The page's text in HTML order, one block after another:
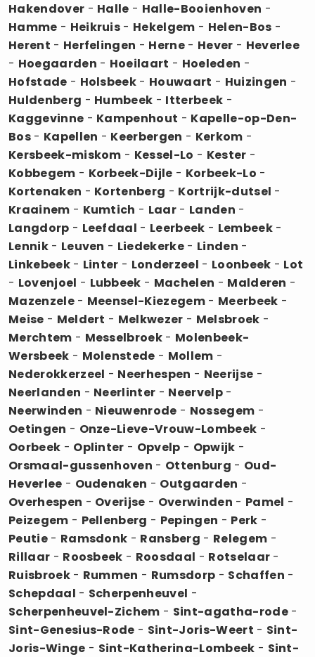
Hakendover - Halle - Halle-Booienhoven -
Hamme - Heikruis - Hekelgem - Helen-Bos -
Herent - Herfelingen - Herne - Hever - Heverlee
- Hoegaarden - Hoeilaart - Hoeleden -
Hofstade - Holsbeek - Houwaart - Huizingen -
Huldenberg - Humbeek - Itterbeek -
Kaggevinne - Kampenhout - Kapelle-op-Den-
Bos- Kapellen - Keerbergen - Kerkom -
Kersbeek-miskom - Kessel-Lo - Kester -
Kobbegem - Korbeek-Dijle - Korbeek-Lo -
Kortenaken - Kortenberg - Kortrijk-dutsel -
Kraainem - Kumtich - Laar - Landen -
Langdorp - Leefdaal - Leerbeek - Lembeek-
Lennik- Leuven - Liedekerke- Linden -
Linkebeek- Linter - Londerzeel - Loonbeek - Lot
- Lovenjoel - Lubbeek - Machelen - Malderen -
Mazenzele- Meensel-Kiezegem- Meerbeek -
Meise - Meldert - Melkwezer - Melsbroek -
Merchtem - Messelbroek - Molenbeek-
Wersbeek - Molenstede - Mollem -
Nederokkerzeel - Neerhespen - Neerijse -
Neerlanden - Neerlinter - Neervelp-
Neerwinden - Nieuwenrode - Nossegem -
Oetingen - Onze-Lieve-Vrouw-Lombeek -
Oorbeek - Oplinter - Opvelp - Opwijk -
Orsmaal-gussenhoven - Ottenburg - Oud-
Heverlee - Oudenaken - Outgaarden -
Overhespen - Overijse - Overwinden - Pamel -
Peizegem - Pellenberg - Pepingen - Perk -
Peutie- Ramsdonk - Ransberg - Relegem -
Rillaar - Roosbeek - Roosdaal - Rotselaar -
Ruisbroek- Rummen - Rumsdorp - Schaffen -
Schepdaal - Scherpenheuvel -
Scherpenheuvel-Zichem - Sint-agatha-rode-
Sint-Genesius-Rode - Sint-Joris-Weert - Sint-
Joris-Winge - Sint-Katherina-Lombeek - Sint-